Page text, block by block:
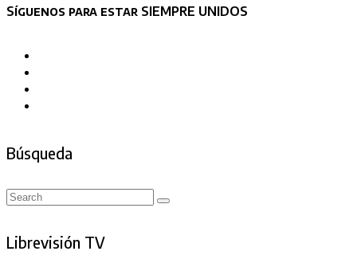
Asides
Síguenos para estar SIEMPRE UNIDOS
Búsqueda
Search
Search
Librevisión TV